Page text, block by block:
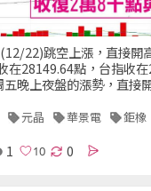
22)跳空上漲，直接開
在28149.64點，台指收
晚上夜盤的漲勢，直接
元晶 華景電 鉅橡
1 0